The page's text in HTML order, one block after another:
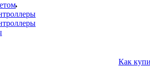
Как